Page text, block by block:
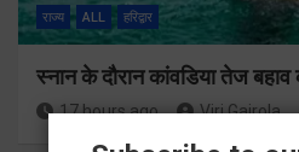
राज्य ALL हरिद्वार
स्नान के दौरान कांवडिया तेज
17 hours ago Viri Gairola